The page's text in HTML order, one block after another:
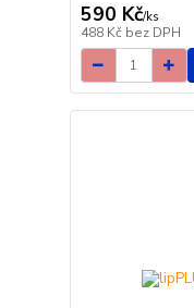
590 Kč/ks
488 Kč bez DPH